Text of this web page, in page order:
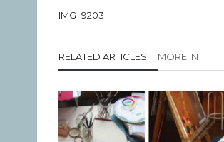
IMG_9203
RELATED ARTICLES MORE IN